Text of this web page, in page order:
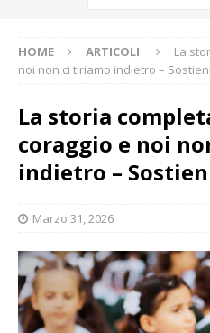
HOME ARTICOLI
La
noi non ci tiriamo indietro –
La storia
coraggio e noi
indietro –
Marzo 31, 2026